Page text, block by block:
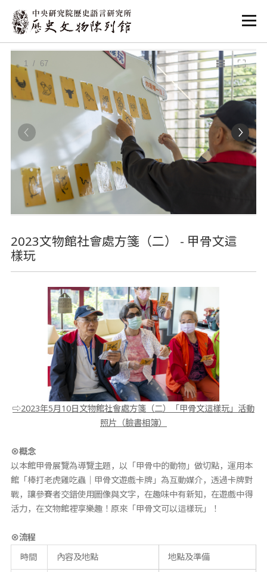
:::
:::
1/ 67
2023文物館社會處方箋（二） - 甲骨文這
樣玩
⇨2023年5月10日文物館社會處方箋（二）「甲骨文這樣玩」活動
照片（臉書相簿）
⊗概念
以本館甲骨展覽為導覽主題，以「甲骨中的動物」做切點，運用本
館「棒打老虎雞吃蟲｜甲骨文遊戲卡牌」為互動媒介，透過卡牌對
戰，讓參賽者交錯使用圖像與文字，在趣味中有新知，在遊戲中得
活力，在文物館裡享樂趣！原來「甲骨文可以這樣玩」！
⊗流程
時間
內容及地點 地點及準備